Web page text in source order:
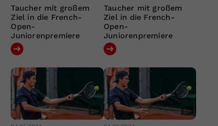
Taucher mit großem
Ziel in die French-
Open-
Juniorenpremiere
Taucher mit großem
Ziel in die French-
Open-
Juniorenpremiere